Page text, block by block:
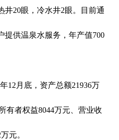
井20眼，冷水井2眼。目前通
提供温泉水服务，年产值700
12月底，资产总额21936万
有者权益8044万元、营业收
元。